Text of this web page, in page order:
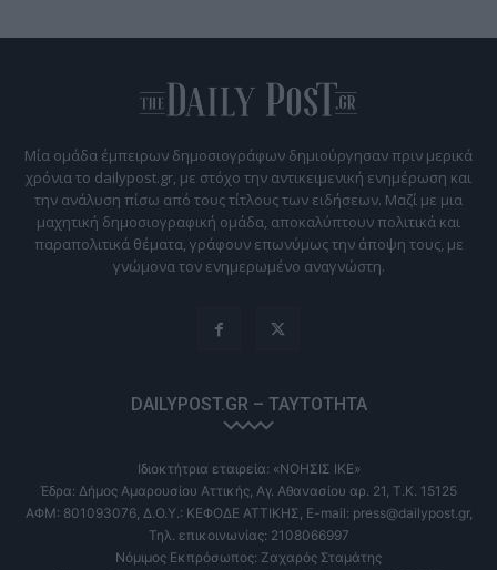
Μία ομάδα έμπειρων δημοσιογράφων δημιούργησαν πριν μερικά
χρόνια το dailypost.gr, με στόχο την αντικειμενική ενημέρωση και
την ανάλυση πίσω από τους τίτλους των ειδήσεων. Μαζί με μια
μαχητική δημοσιογραφική ομάδα, αποκαλύπτουν πολιτικά και
παραπολιτικά θέματα, γράφουν επωνύμως την άποψη τους, με
γνώμονα τον ενημερωμένο αναγνώστη.
DAILYPOST.GR – ΤΑΥΤΌΤΗΤΑ
Ιδιοκτήτρια εταιρεία: «ΝΟΗΣΙΣ ΙΚΕ»
Έδρα: Δήμος Αμαρουσίου Αττικής, Αγ. Αθανασίου αρ. 21, Τ.Κ. 15125
ΑΦΜ: 801093076, Δ.Ο.Υ.: ΚΕΦΟΔΕ ΑΤΤΙΚΗΣ, E-mail: press@dailypost.gr,
Τηλ. επικοινωνίας: 2108066997
Νόμιμος Εκπρόσωπος: Ζαχαρός Σταμάτης